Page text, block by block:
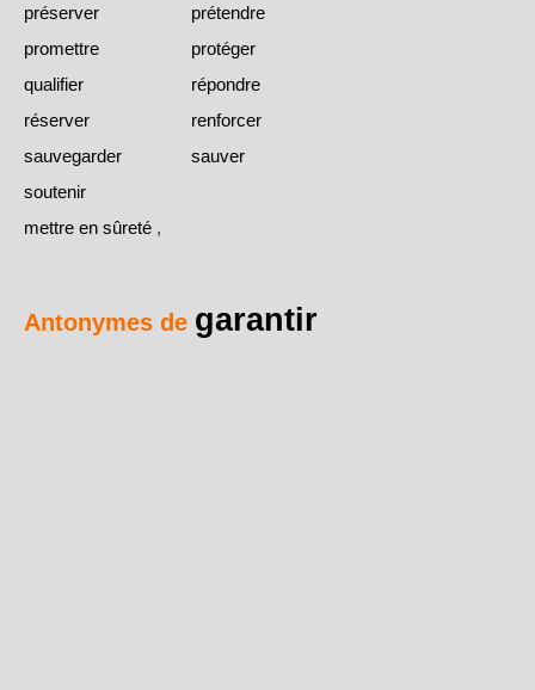
préserver
prétendre
promettre
protéger
qualifier
répondre
réserver
renforcer
sauvegarder
sauver
soutenir
mettre en sûreté ,
Antonymes de garantir